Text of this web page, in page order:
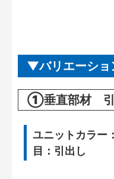
バリエーショ
①垂直部材 引
ユニットカラー
目：引出し